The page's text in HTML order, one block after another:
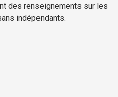
des renseignements sur les
indépendants.